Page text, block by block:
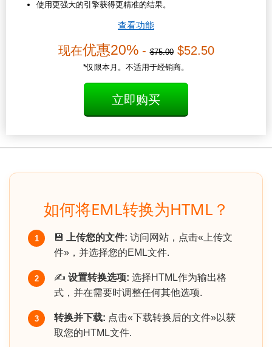
使用更强大的引擎获得更精准的结果。
查看功能
现在优惠20%-$75.00$52.50
*仅限本月。不适用于经销商。
立即购买
如何将EML转换为HTML？
1 💾 上传您的文件: 访问网站，点击«上传文
件»，并选择您的EML文件.
2 ✍️ 设置转换选项: 选择HTML作为输出格
式，并在需要时调整任何其他选项.
3 转换并下载: 点击«下载转换后的文件»以获
取您的HTML文件.